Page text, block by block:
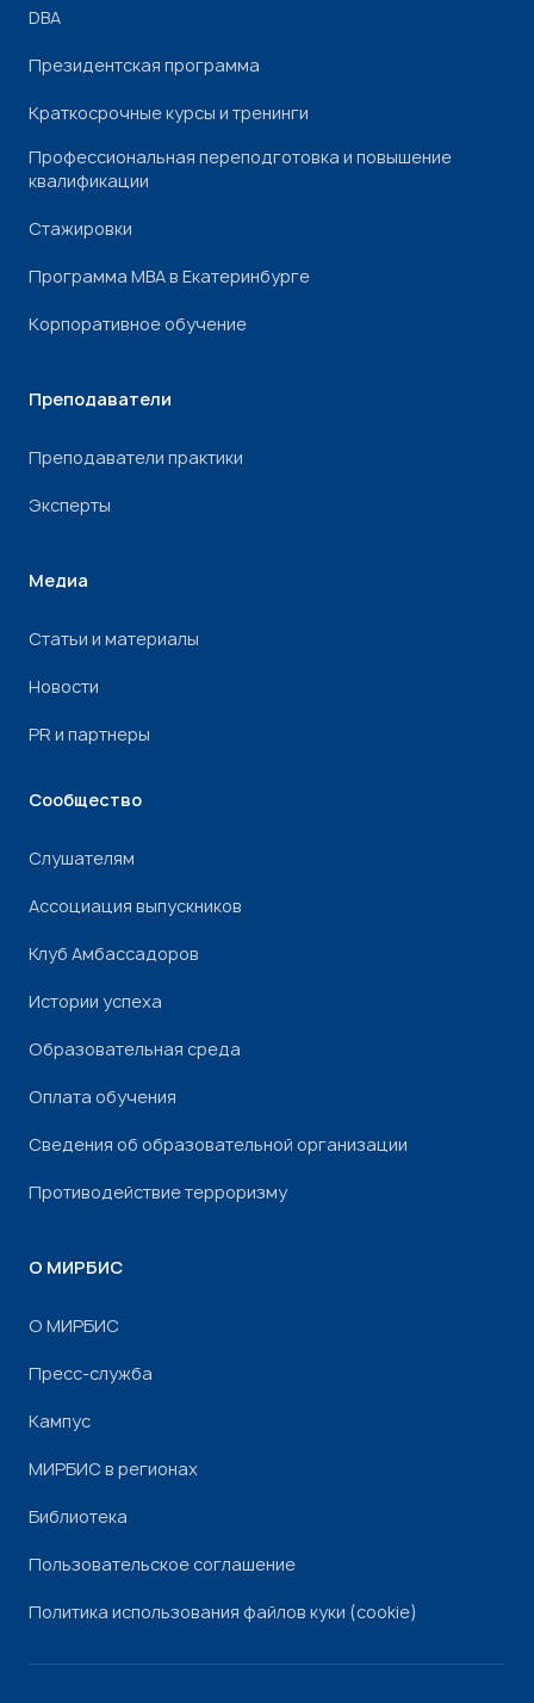
DBA
Президентская программа
Краткосрочные курсы и тренинги
Профессиональная переподготовка и повышение
квалификации
Стажировки
Программа МВА в Екатеринбурге
Корпоративное обучение
Преподаватели
Преподаватели практики
Эксперты
Медиа
Статьи и материалы
Новости
PR и партнеры
Сообщество
Слушателям
Ассоциация выпускников
Клуб Амбассадоров
Истории успеха
Образовательная среда
Оплата обучения
Сведения об образовательной организации
Противодействие терроризму
О МИРБИС
О МИРБИС
Пресс-служба
Кампус
МИРБИС в регионах
Библиотека
Пользовательское соглашение
Политика использования файлов куки (cookie)